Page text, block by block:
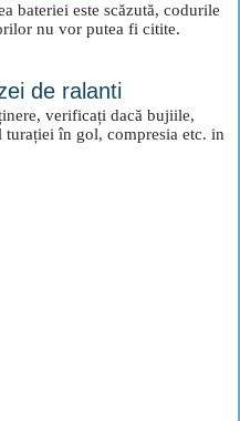
bateriei este scăzută, codurile
nu vor putea fi citite.
de ralanti
verificați dacă bujiile,
în gol, compresia etc. in